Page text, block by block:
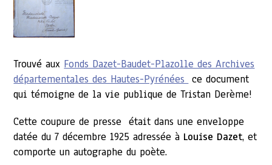
Trouvé aux Fonds Dazet-Baudet-Plazolle des Archives
départementales des Hautes-Pyrénées ce document
qui témoigne de la vie publique de Tristan Derème!
Cette coupure de presse était dans une enveloppe
datée du 7 décembre 1925 adressée à Louise Dazet, et
comporte un autographe du poète.